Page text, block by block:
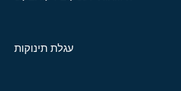
עגלת תינוקות